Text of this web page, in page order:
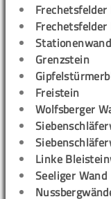
Stationenwand
Grenzstein
Freistein
Wolfsberger
Linke
Seeliger Wand